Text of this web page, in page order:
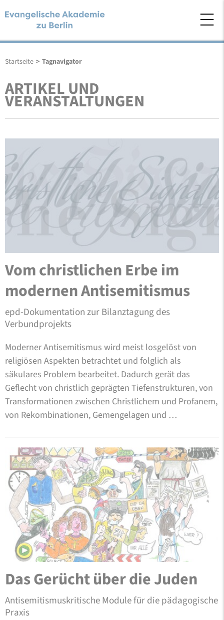
Startseite > Tagnavigator
ARTIKEL UND
VERANSTALTUNGEN
Vom christlichen Erbe im
modernen Antisemitismus
epd-Dokumentation zur Bilanztagung des
Verbundprojekts
Moderner Antisemitismus wird meist losgelöst von
religiösen Aspekten betrachtet und folglich als
säkulares Problem bearbeitet. Dadurch gerät das
Geflecht von christlich geprägten Tiefenstrukturen, von
Transformationen zwischen Christlichem und Profanem,
von Rekombinationen, Gemengelagen und …
Das Gerücht über die Juden
Antisemitismuskritische Module für die pädagogische
Praxis